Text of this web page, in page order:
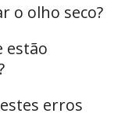
o olho seco?
estão
erros